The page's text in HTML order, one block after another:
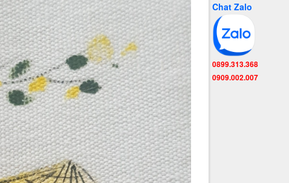
Chat Zalo
0899.313.368
0909.002.007